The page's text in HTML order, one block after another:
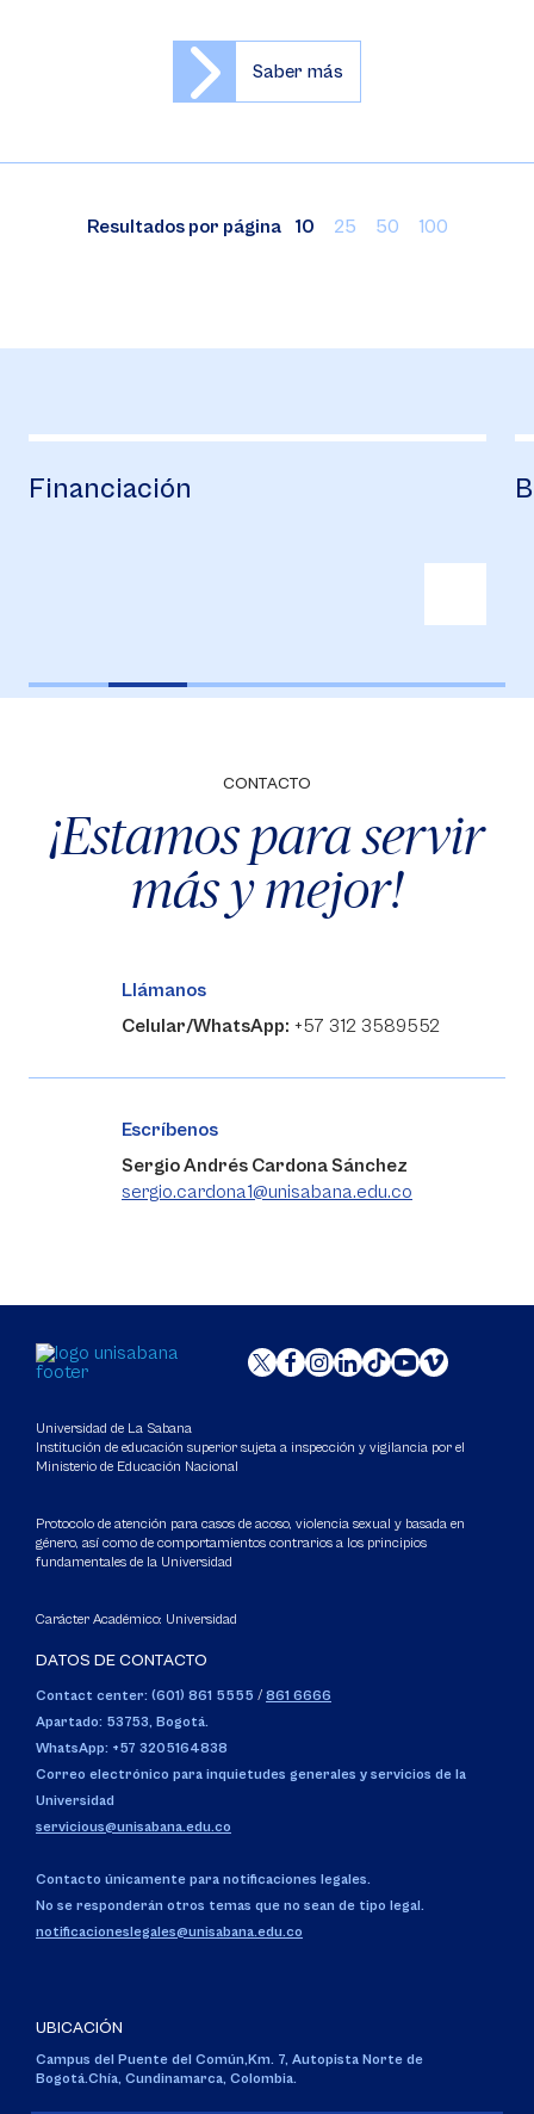
Saber más
Resultados por página 10 25 50 100
Bienestar
CONTACTO
¡Estamos para servir
más y mejor!
Llámanos
Celular/WhatsApp: +57 312 3589552
Escríbenos
Sergio Andrés Cardona Sánchez
sergio.cardona1@unisabana.edu.co
Universidad de La Sabana
Institución de educación superior sujeta a inspección y vigilancia por el
Ministerio de Educación Nacional
Protocolo de atención para casos de acoso, violencia sexual y basada en
género, así como de comportamientos contrarios a los principios
fundamentales de la Universidad
Carácter Académico: Universidad
DATOS DE CONTACTO
Contact center: (601) 861 5555 / 861 6666
Apartado: 53753, Bogotá.
WhatsApp: +57 3205164838
Correo electrónico para inquietudes generales y servicios de la
Universidad
servicious@unisabana.edu.co
Contacto únicamente para notificaciones legales.
No se responderán otros temas que no sean de tipo legal.
notificacioneslegales@unisabana.edu.co
UBICACIÓN
Campus del Puente del Común,Km. 7, Autopista Norte de
Bogotá.Chía, Cundinamarca, Colombia.